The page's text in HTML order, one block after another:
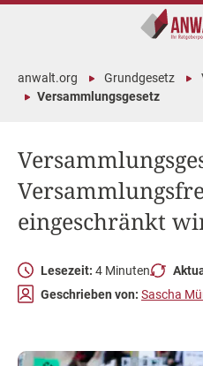
eingeschränkt
anwalt.org Grundgesetz
Versammlungsgesetz
Lesezeit: 4 Minuten
Geschrieben von: Sascha